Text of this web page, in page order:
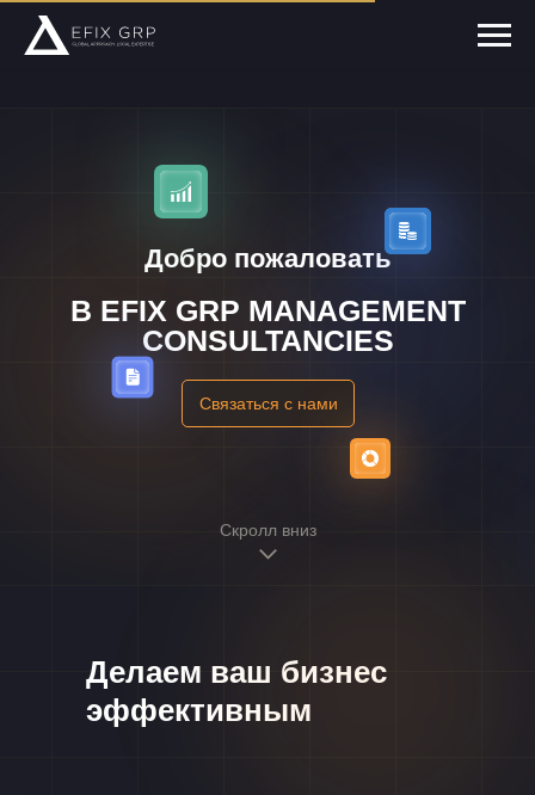
В EFIX GRP MANAGEMENT
CONSULTANCIES
Скролл вниз
Добро пожаловать
Связаться с нами
Делаем ваш бизнес
эффективным